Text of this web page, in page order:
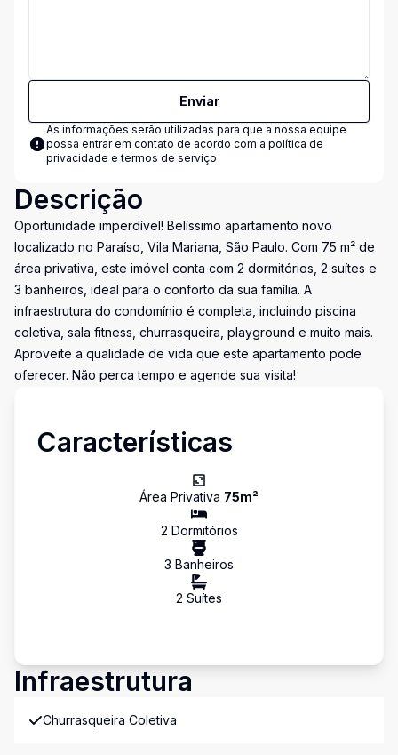
Enviar
As informações serão utilizadas para que a nossa equipe
possa entrar em contato de acordo com a política de
privacidade e termos de serviço
Descrição
Oportunidade imperdível! Belíssimo apartamento novo
localizado no Paraíso, Vila Mariana, São Paulo. Com 75 m² de
área privativa, este imóvel conta com 2 dormitórios, 2 suítes e
3 banheiros, ideal para o conforto da sua família. A
infraestrutura do condomínio é completa, incluindo piscina
coletiva, sala fitness, churrasqueira, playground e muito mais.
Aproveite a qualidade de vida que este apartamento pode
oferecer. Não perca tempo e agende sua visita!
Características
Área Privativa 75m²
2 Dormitórios
3 Banheiros
2 Suítes
Infraestrutura
Churrasqueira Coletiva